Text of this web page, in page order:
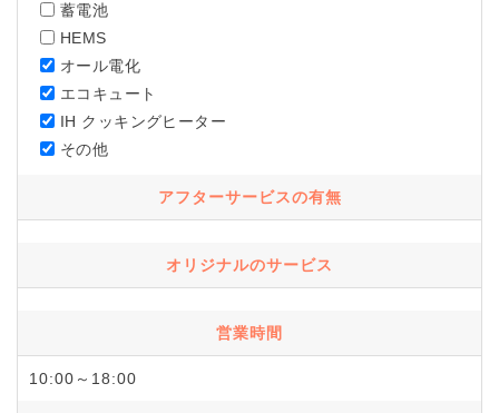
蓄電池
HEMS
オール電化
エコキュート
IH クッキングヒーター
その他
アフターサービスの有無
オリジナルのサービス
営業時間
10:00～18:00